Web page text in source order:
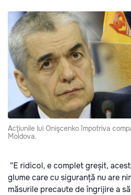
Acţiunile lui Onişcenko împotriva
Moldova.
”E ridicol, e complet greșit,
glume care cu siguranță nu are
măsurile precaute de îngrijire a